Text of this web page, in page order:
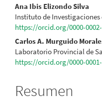
Ana Ibis Elizondo Silva
Instituto de Investigaciones
https://orcid.org/0000-0002-
Carlos A. Murguido
Laboratorio Provincial de
https://orcid.org/0000-0001-
Resumen